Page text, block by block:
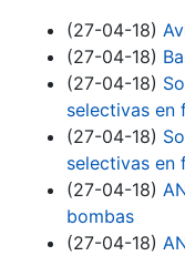
Mostrar/Ocultar
(27-04-18)
(27-04-18)
(27-04-18)
selectivas en
(27-04-18)
selectivas en
(27-04-18)
bombas
(27-04-18)